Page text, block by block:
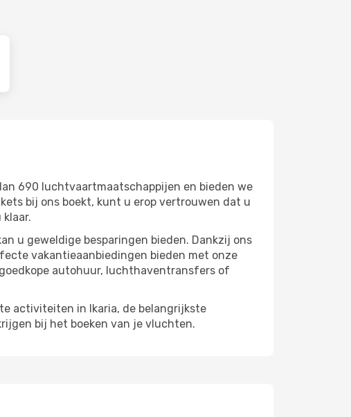
690 luchtvaartmaatschappijen en bieden we
bij ons boekt, kunt u erop vertrouwen dat u
u geweldige besparingen bieden. Dankzij ons
vakantieaanbiedingen bieden met onze
autohuur, luchthaventransfers of
activiteiten in Ikaria, de belangrijkste
bij het boeken van je vluchten.